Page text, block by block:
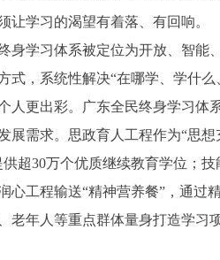
让学习的渴望有着落、有回响。
学习体系被定位为开放、智能、
式，系统性解决“在哪学、学什
更出彩。广东全民终身学习体系
展需求。思政育人工程作为“思
超30万个优质继续教育学位；
心工程输送“精神营养餐”，通过
老年人等重点群体量身打造学习